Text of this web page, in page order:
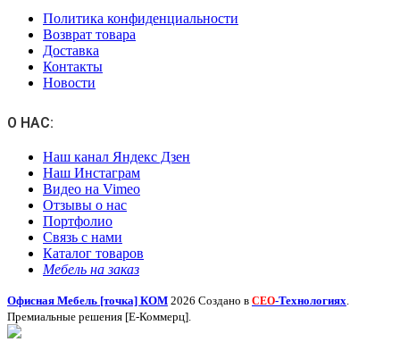
Политика конфиденциальности
Возврат товара
Доставка
Контакты
Новости
О НАС:
Наш канал Яндекс Дзен
Наш Инстаграм
Видео на Vimeo
Отзывы о нас
Портфолио
Связь с нами
Каталог товаров
Мебель на заказ
Офисная Мебель [точка] КОМ 2026 Создано в СЕО-Технологиях.
Премиальные решения [Е-Коммерц].